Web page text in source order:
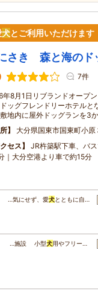
犬とご利用いただけます
さき 森と海のド
7件
年8月1日リブランドオープ
ッグフレンドリーホテルと
地内に屋外ドッグランを3
大分県国東市国東町小原
セス
JR杵築駅下車、バ
｜大分空港より車で約15分
…気にせず、愛犬とともに自…
…施設 小型犬用やフリー…